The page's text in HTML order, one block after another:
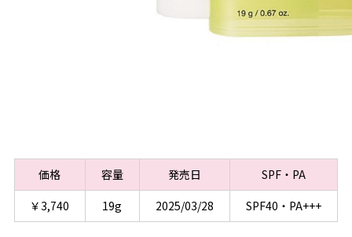
価格 容量 発売日
SPF・PA
￥3,740
19g 2025/03/28 SPF40・PA+++